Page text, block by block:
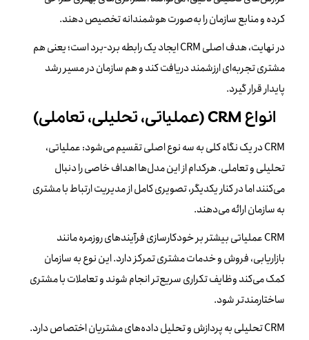
کرده و منابع سازمان را به‌صورت هوشمندانه تخصیص دهند.
در نهایت، هدف اصلی CRM ایجاد یک رابطه برد-برد است؛ یعنی هم
مشتری تجربه‌ای ارزشمند دریافت کند و هم سازمان در مسیر رشد
پایدار قرار گیرد.
انواع CRM (عملیاتی، تحلیلی، تعاملی)
CRM در یک نگاه کلی به سه نوع اصلی تقسیم می‌شود: عملیاتی،
تحلیلی و تعاملی. هرکدام از این مدل‌ها اهداف خاصی را دنبال
می‌کنند اما در کنار یکدیگر، تصویری کامل از مدیریت ارتباط با مشتری
به سازمان ارائه می‌دهند.
CRM عملیاتی بیشتر بر خودکارسازی فرآیندهای روزمره مانند
بازاریابی، فروش و خدمات مشتری تمرکز دارد. این نوع به سازمان
کمک می‌کند وظایف تکراری سریع‌تر انجام شوند و تعاملات با مشتری
ساختارمندتر شود.
CRM تحلیلی به پردازش و تحلیل داده‌های مشتریان اختصاص دارد.